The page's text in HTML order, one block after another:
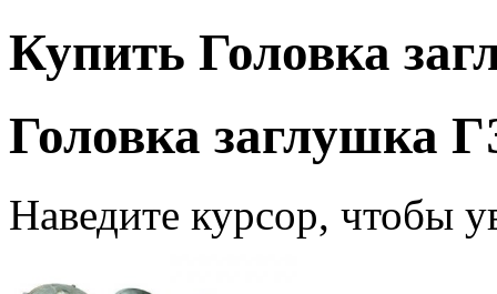
Купить Головка
Головка заглушка
Наведите курсор, чтобы